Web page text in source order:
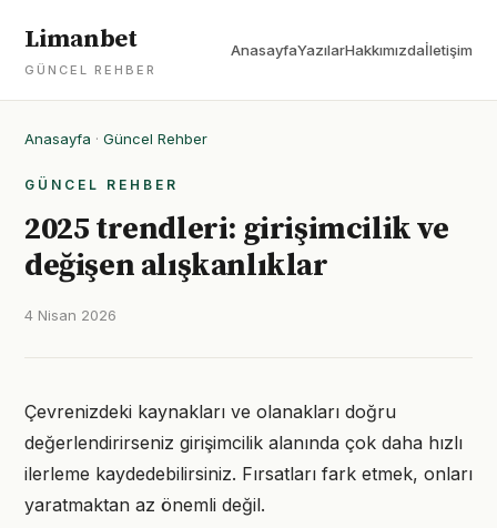
Limanbet
GÜNCEL REHBER
AnasayfaYazılarHakkımızdaİletişim
Anasayfa · Güncel Rehber
GÜNCEL REHBER
2025 trendleri: girişimcilik ve
değişen alışkanlıklar
4 Nisan 2026
Çevrenizdeki kaynakları ve olanakları doğru
değerlendirirseniz girişimcilik alanında çok daha hızlı
ilerleme kaydedebilirsiniz. Fırsatları fark etmek, onları
yaratmaktan az önemli değil.